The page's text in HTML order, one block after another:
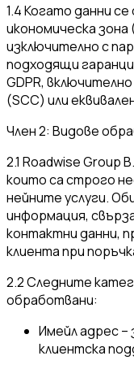
1.4Когато данни
икономическа
изключително с
подходящи
GDPR,
(SCC) или
Член 2: Видове
2.1 Roadwise Group
които са строго
нейните услуги.
информация,
контактни данни,
клиента при
2.2 Следните
обработвани:
Имейл адрес –
клиентска